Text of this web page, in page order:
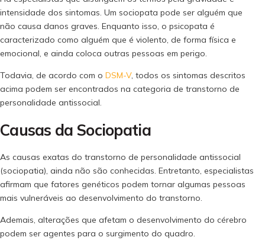
intensidade dos sintomas. Um sociopata pode ser alguém que
não causa danos graves. Enquanto isso, o psicopata é
caracterizado como alguém que é violento, de forma física e
emocional, e ainda coloca outras pessoas em perigo.
Todavia, de acordo com o DSM-V, todos os sintomas descritos
acima podem ser encontrados na categoria de transtorno de
personalidade antissocial.
Causas da Sociopatia
As causas exatas do transtorno de personalidade antissocial
(sociopatia), ainda não são conhecidas. Entretanto, especialistas
afirmam que fatores genéticos podem tornar algumas pessoas
mais vulneráveis ao desenvolvimento do transtorno.
Ademais, alterações que afetam o desenvolvimento do cérebro
podem ser agentes para o surgimento do quadro.